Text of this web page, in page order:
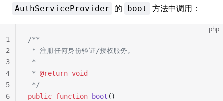
AuthServiceProvider 的 boot 方法中调用：
php
/**
* 注册任何身份验证/授权服务。
*
* @return void
*/
public function boot ()
1
2
3
4
5
6